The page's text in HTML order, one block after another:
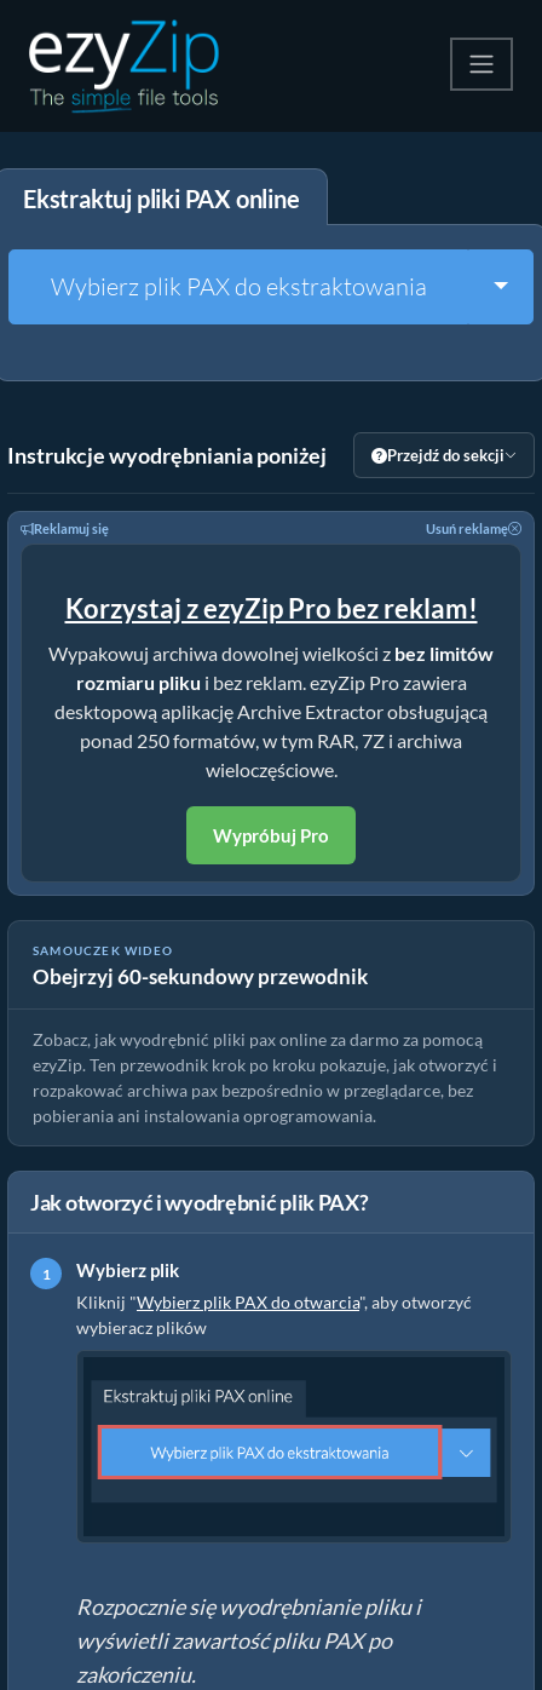
Rozpakuj
Inne narzędzia
Ekstraktuj pliki PAX online
Wybierz plik PAX do ekstraktowania
Instrukcje wyodrębniania poniżej Przejdź do sekcji
Reklamuj się Usuń reklamę
Korzystaj z ezyZip Pro bez reklam!
Wypakowuj archiwa dowolnej wielkości z bez limitów
rozmiaru pliku i bez reklam. ezyZip Pro zawiera
desktopową aplikację Archive Extractor obsługującą
ponad 250 formatów, w tym RAR, 7Z i archiwa
wieloczęściowe.
Wypróbuj Pro
SAMOUCZEK WIDEO
Obejrzyj 60-sekundowy przewodnik
Jak wyodrębnić pliki pax online za pomocą ezyZip (za darmo, bez
instalacji)
Zobacz, jak wyodrębnić pliki pax online za darmo za pomocą
ezyZip. Ten przewodnik krok po kroku pokazuje, jak otworzyć i
rozpakować archiwa pax bezpośrednio w przeglądarce, bez
pobierania ani instalowania oprogramowania.
Jak otworzyć i wyodrębnić plik PAX?
Wybierz plik
Kliknij "Wybierz plik PAX do otwarcia", aby otworzyć
wybieracz plików
Rozpocznie się wyodrębnianie pliku i
wyświetli zawartość pliku PAX po
zakończeniu.